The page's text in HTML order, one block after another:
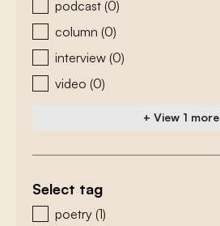
podcast (0)
column (0)
interview (0)
video (0)
+ View 1 more
Select tag
zoeken - tags
poetry (1)